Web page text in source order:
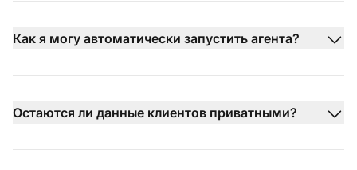
Как я могу автоматически запустить агента?
Остаются ли данные клиентов приватными?